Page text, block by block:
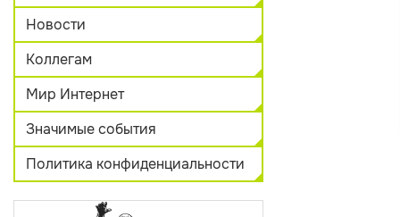
Новости
Коллегам
Мир Интернет
Значимые события
Политика конфиденциальности